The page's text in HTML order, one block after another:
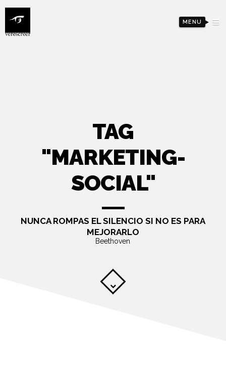
MENU
TAG
"MARKETING-
SOCIAL"
NUNCA ROMPAS EL SILENCIO SI NO ES PARA
MEJORARLO
Beethoven